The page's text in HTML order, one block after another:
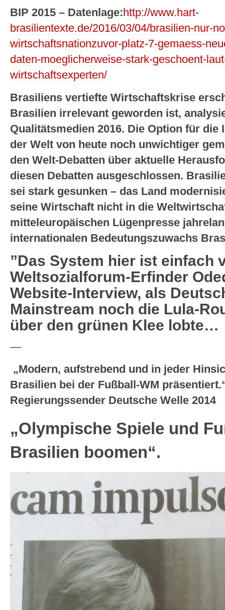
BIP 2015 – Datenlage:http://www.hart-
brasilientexte.de/2016/03/04/brasilien-nur-
wirtschaftsnationzuvor-platz-7-gemaess-
daten-moeglicherweise-stark-geschoent-
wirtschaftsexperten/
Brasiliens vertiefte Wirtschaftskrise
Brasilien irrelevant geworden ist,
Qualitätsmedien 2016. Die Option für
der Welt von heute noch unwichtiger
den Welt-Debatten über aktuelle
diesen Debatten ausgeschlossen.
sei stark gesunken – das Land
seine Wirtschaft nicht in die
mitteleuropäischen Lügenpresse
internationalen Bedeutungszuwachs
”Das System hier ist einfach
Weltsozialforum-Erfinder
Website-Interview, als
Mainstream noch die Lula-
über den grünen Klee lobte…
—
„Modern, aufstrebend und in jeder
Brasilien bei der Fußball-WM
Regierungssender Deutsche Welle 2014
„Olympische Spiele und
Brasilien boomen“.